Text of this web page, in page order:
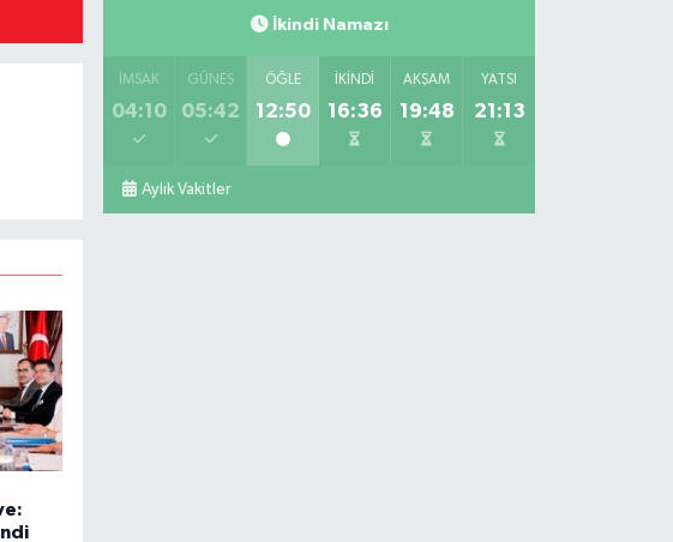
İkindi Namazı
İMSAK
04:10
GÜNEŞ
05:42
ÖĞLE
12:50
İKINDI
16:36
AKŞAM
19:48
YATSI
21:13
Aylık Vakitler